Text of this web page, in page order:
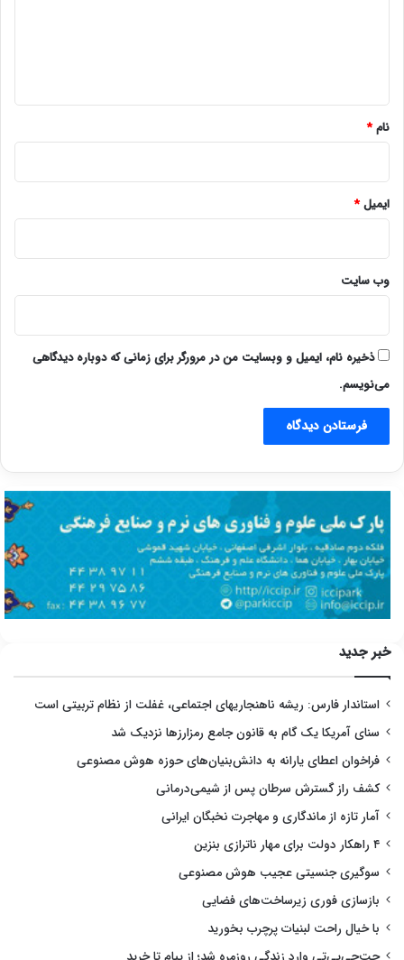
نام*
ایمیل*
وب‌ سایت
ذخیره نام، ایمیل و وبسایت من در مرورگر برای زمانی که دوباره دیدگاهی
می‌نویسم.
خبر جدید
استاندار فارس: ریشه ناهنجاریهای اجتماعی، غفلت از نظام تربیتی است
سنای آمریکا یک گام به قانون جامع رمزارزها نزدیک شد
فراخوان اعطای یارانه به دانش‌بنیان‌های حوزه هوش مصنوعی
کشف راز گسترش سرطان پس از شیمی‌درمانی
آمار تازه از ماندگاری و مهاجرت نخبگان ایرانی
۴ راهکار دولت برای مهار ناترازی بنزین
سوگیری جنسیتی عجیب هوش مصنوعی
بازسازی فوری زیرساخت‌های فضایی
با خیال راحت لبنیات پرچرب بخورید